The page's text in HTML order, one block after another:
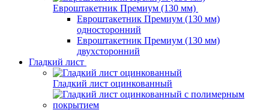
Евроштакетник Премиум (130 мм)
Евроштакетник Премиум (130 мм)
односторонний
Евроштакетник Премиум (130 мм)
двухсторонний
Гладкий лист
Гладкий лист оцинкованный